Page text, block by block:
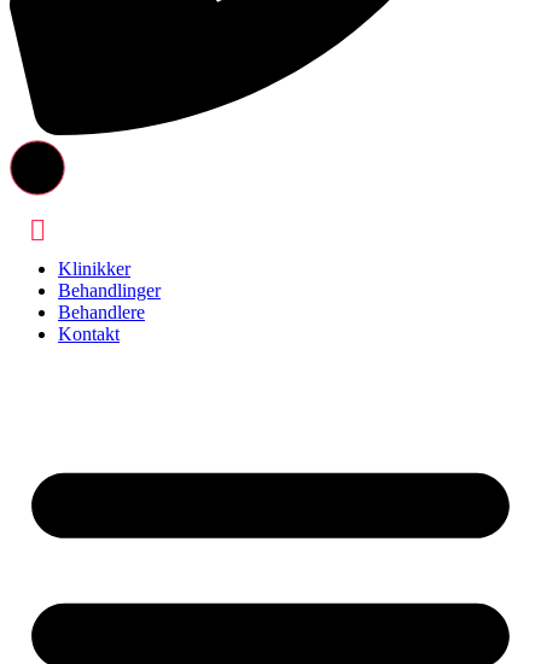
Klinikker
Behandlinger
Behandlere
Kontakt